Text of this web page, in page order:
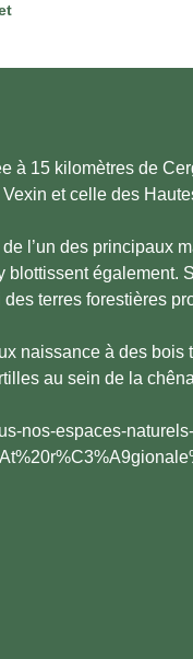
à 15 kilomètres de
et celle des
l’un des principaux
blottissent
terres forestières
naissance à des
au sein de la
nos-espaces-